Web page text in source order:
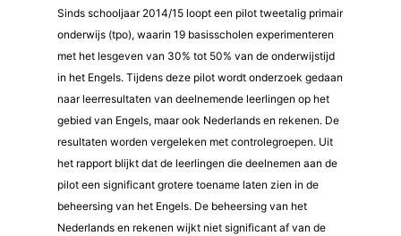
Sinds schooljaar 2014/15 loopt een pilot tweetalig primair
onderwijs (tpo), waarin 19 basisscholen experimenteren
met het lesgeven van 30% tot 50% van de onderwijstijd
in het Engels. Tijdens deze pilot wordt onderzoek gedaan
naar leerresultaten van deelnemende leerlingen op het
gebied van Engels, maar ook Nederlands en rekenen. De
resultaten worden vergeleken met controlegroepen. Uit
het rapport blijkt dat de leerlingen die deelnemen aan de
pilot een significant grotere toename laten zien in de
beheersing van het Engels. De beheersing van het
Nederlands en rekenen wijkt niet significant af van de